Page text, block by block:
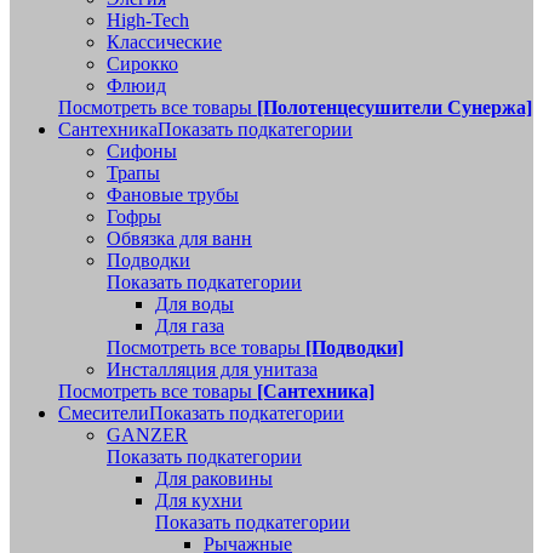
High-Tech
Классические
Сирокко
Флюид
Посмотреть все товары [Полотенцесушители Сунержа]
СантехникаПоказать подкатегории
Сифоны
Трапы
Фановые трубы
Гофры
Обвязка для ванн
Подводки
Показать подкатегории
Для воды
Для газа
Посмотреть все товары [Подводки]
Инсталляция для унитаза
Посмотреть все товары [Сантехника]
СмесителиПоказать подкатегории
GANZER
Показать подкатегории
Для раковины
Для кухни
Показать подкатегории
Рычажные